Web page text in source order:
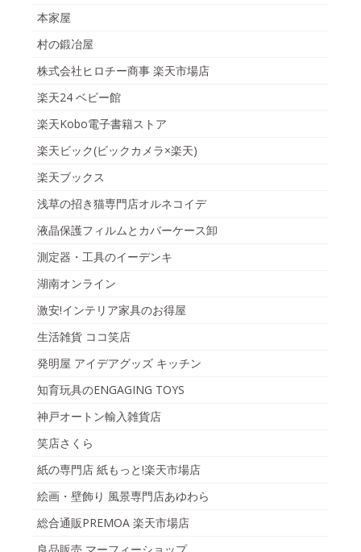
本家屋
村の鍛冶屋
株式会社ヒロチー商事 楽天市場店
楽天24 ベビー館
楽天Kobo電子書籍ストア
楽天ビック(ビックカメラ×楽天)
楽天ブックス
浅草の招き猫専門店オルネコイデ
液晶保護フィルムとカバーケース卸
測定器・工具のイーデンキ
湖南オンライン
激安!インテリア家具のお得屋
生活雑貨 ココ笑店
発明屋 アイデアグッズ キッチン
知育玩具のENGAGING TOYS
神戸オートン輸入雑貨店
笑店さくら
紙の専門店 紙もっと!楽天市場店
絵画・壁飾り 風景専門店あゆわら
総合通販PREMOA 楽天市場店